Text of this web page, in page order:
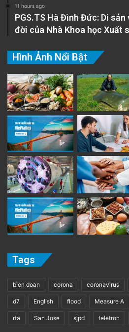
11 hours ago
PGS.TS Hà Đình Đức: Di
đời của Nhà Khoa học Xuất
Hình Ảnh Nổi Bật
Tags
bien doan corona coronavirus
d7 English flood Measure A
rfa San Jose sjpd teletron